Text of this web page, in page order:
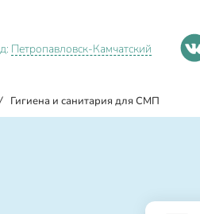
Петропавловск-Камчатский
/ Гигиена и санитария для СМП